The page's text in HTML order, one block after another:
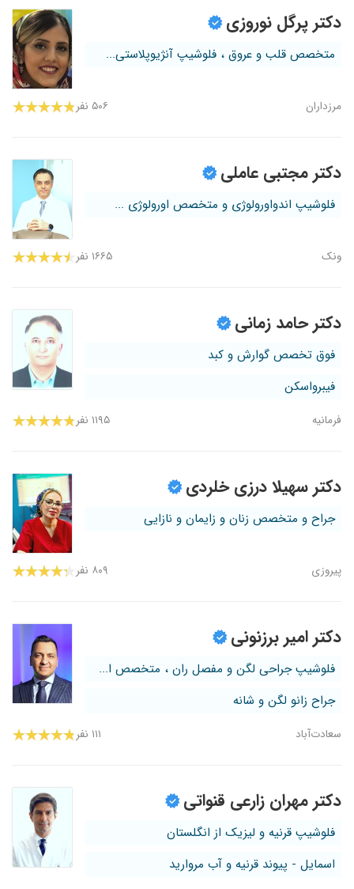
دکتر پرگل نوروزی
متخصص قلب و عروق ، فلوشیپ آنژیوپلاستی...
مرزداران ۵۰۶ نفر
دکتر مجتبی عاملی
فلوشیپ اندواورولوژی و متخصص اورولوژی ...
ونک ۱۶۶۵ نفر
دکتر حامد زمانی
فوق تخصص گوارش و کبد
فیبرواسکن
فرمانیه ۱۱۹۵ نفر
دکتر سهیلا درزی خلردی
جراح و متخصص زنان و زایمان و نازایی
پیروزی ۸۰۹ نفر
دکتر امیر برزنونی
فلوشیپ جراحی لگن و مفصل ران ، متخصص ا...
جراح زانو لگن و شانه
سعادت‌آباد ۱۱۱ نفر
دکتر مهران زارعی قنواتی
فلوشیپ قرنیه و لیزیک از انگلستان
اسمایل - پیوند قرنیه و آب مروارید